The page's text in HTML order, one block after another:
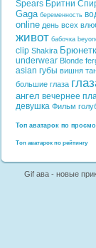
Spears Бритни
Gaga беременность
online день всех
живот бабочка
clip Shakira
underwear Blonde
asian губы вишня
большие глаза
ангел вечернее
девушка Фильм
Топ аватарок по
Топ аватарок по рейтингу
Gif ава - новые